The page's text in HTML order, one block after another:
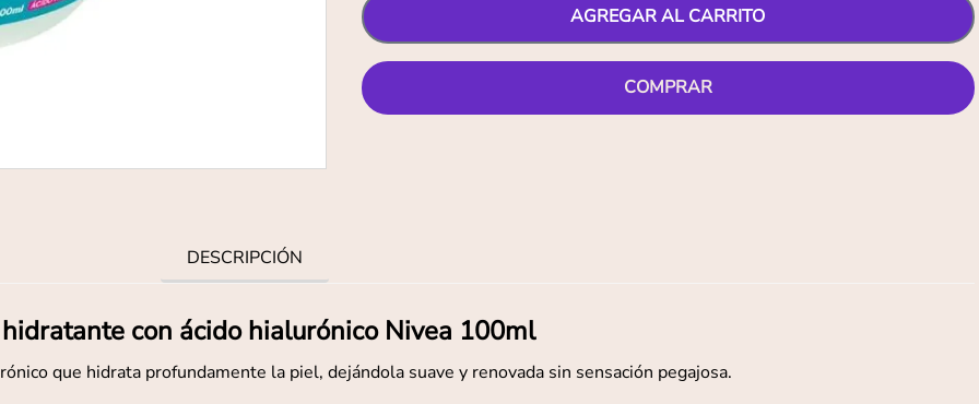
AGREGAR AL CARRITO
COMPRAR
DESCRIPCIÓN
con ácido hialurónico Nivea 100ml
que hidrata profundamente la piel, dejándola suave y renovada sin sensación pegajosa.